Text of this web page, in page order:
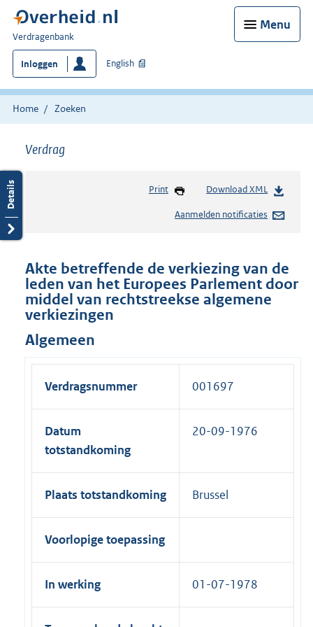
Menu
U
bent
hier:
Verdragenbank
Inloggen English
Home Zoeken
Verdrag
Print Download XML
Aanmelden notificaties
Akte betreffende de verkiezing van de
leden van het Europees Parlement door
middel van rechtstreekse algemene
verkiezingen
Algemeen
Verdragsnummer 001697
Datum
totstandkoming
20-09-1976
Plaats totstandkoming Brussel
Voorlopige toepassing
In werking 01-07-1978